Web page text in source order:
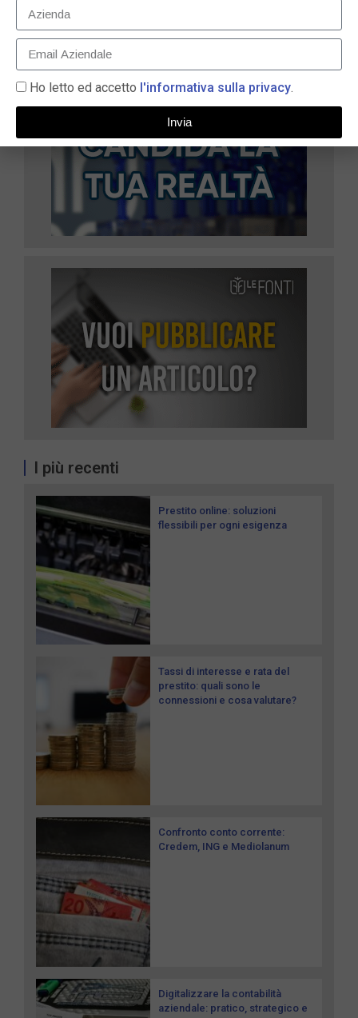
I più recenti
Prestito online: soluzioni
flessibili per ogni esigenza
Tassi di interesse e rata del
prestito: quali sono le
connessioni e cosa valutare?
Confronto conto corrente:
Credem, ING e Mediolanum
Digitalizzare la contabilità
aziendale: pratico, strategico e
Ho letto ed accetto l'informativa sulla privacy.
Invia